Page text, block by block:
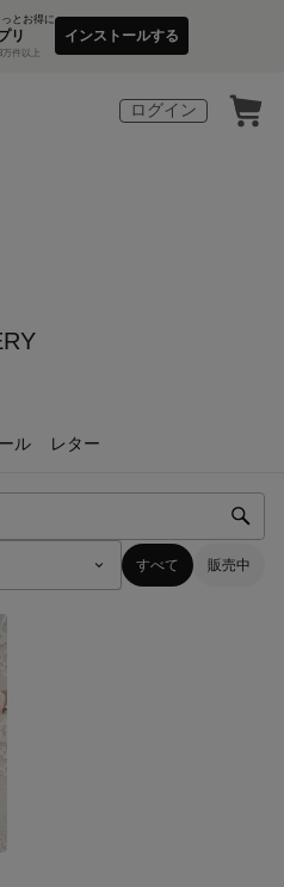
とお得に
リ
3万件以上
インストールする
ログイン
ル レター
すべて 販売中